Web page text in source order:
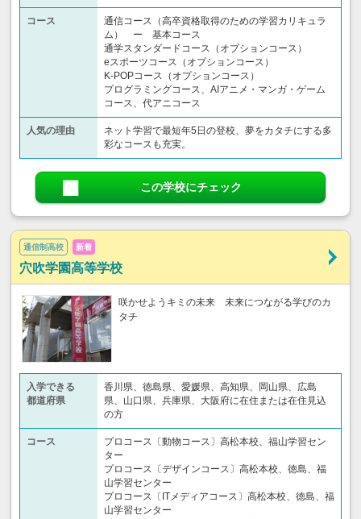
コース
通信コース（高卒資格取得のための学習カリキュラ
ム） ー 基本コース
通学スタンダードコース（オプションコース）
eスポーツコース（オプションコース）
K-POPコース（オプションコース）
プログラミングコース、AIアニメ・マンガ・ゲーム
コース、代アニコース
人気の理由
ネット学習で最短年5日の登校、夢をカタチにする多
彩なコースも充実。
この学校にチェック
通信制高校 新着
穴吹学園高等学校
咲かせようキミの未来 未来につながる学びのカ
タチ
入学できる
都道府県
香川県、徳島県、愛媛県、高知県、岡山県、広島
県、山口県、兵庫県、大阪府に在住または在住見込
の方
コース
プロコース〔動物コース〕高松本校、福山学習セン
ター
プロコース〔デザインコース〕高松本校、徳島、福
山学習センター
プロコース〔ITメディアコース〕高松本校、徳島、福
山学習センター